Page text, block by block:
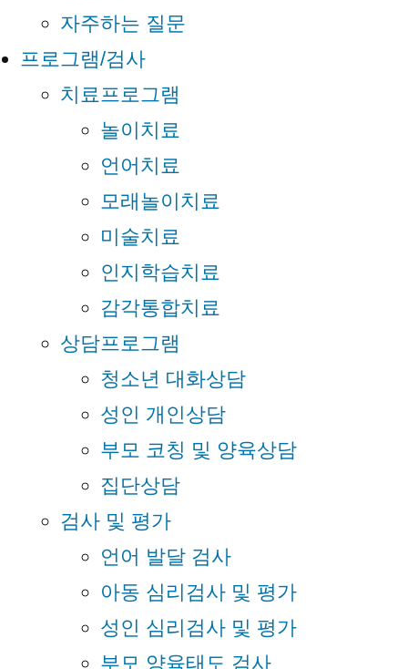
자주하는 질문
프로그램/검사
치료프로그램
놀이치료
언어치료
모래놀이치료
미술치료
인지학습치료
감각통합치료
상담프로그램
청소년 대화상담
성인 개인상담
부모 코칭 및 양육상담
집단상담
검사 및 평가
언어 발달 검사
아동 심리검사 및 평가
성인 심리검사 및 평가
부모 양육태도 검사